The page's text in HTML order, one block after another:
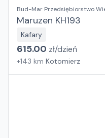
Bud-Mar Przedsiębiorstwo
Maruzen KH193
Kafary
615.00 zł/dzień
+143 km Kotomierz